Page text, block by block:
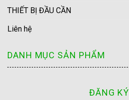
THIẾT BỊ ĐẦU CẦN
Liên hệ
DANH MỤC SẢN PHẨM
ĐĂNG KÝ